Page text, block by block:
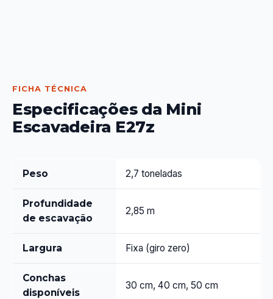
FICHA TÉCNICA
Especificações da Mini
Escavadeira E27z
Peso 2,7 toneladas
Profundidade
de escavação
2,85 m
Largura Fixa (giro zero)
Conchas
disponíveis
30 cm, 40 cm, 50 cm